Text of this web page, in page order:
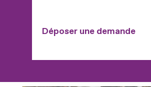
Déposer une demande